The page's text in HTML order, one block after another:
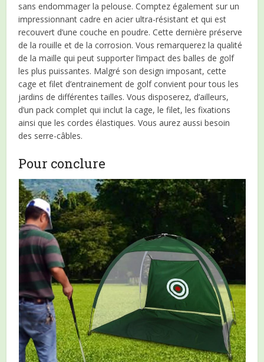
sans endommager la pelouse. Comptez également sur un
impressionnant cadre en acier ultra-résistant et qui est
recouvert d’une couche en poudre. Cette dernière préserve
de la rouille et de la corrosion. Vous remarquerez la qualité
de la maille qui peut supporter l’impact des balles de golf
les plus puissantes. Malgré son design imposant, cette
cage et filet d’entrainement de golf convient pour tous les
jardins de différentes tailles. Vous disposerez, d’ailleurs,
d’un pack complet qui inclut la cage, le filet, les fixations
ainsi que les cordes élastiques. Vous aurez aussi besoin
des serre-câbles.
Pour conclure